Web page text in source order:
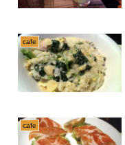
cafe
cafe